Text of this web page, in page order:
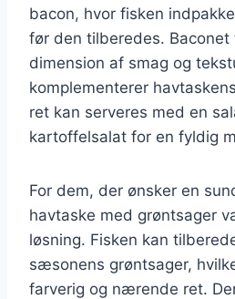
bacon, hvor fisken
før den tilberedes. Baconet
dimension af smag og
komplementerer
ret kan serveres med en
kartoffelsalat for en fyldig
For dem, der ønsker en
havtaske med grøntsager
løsning. Fisken kan
sæsonens grøntsager,
farverig og nærende ret.